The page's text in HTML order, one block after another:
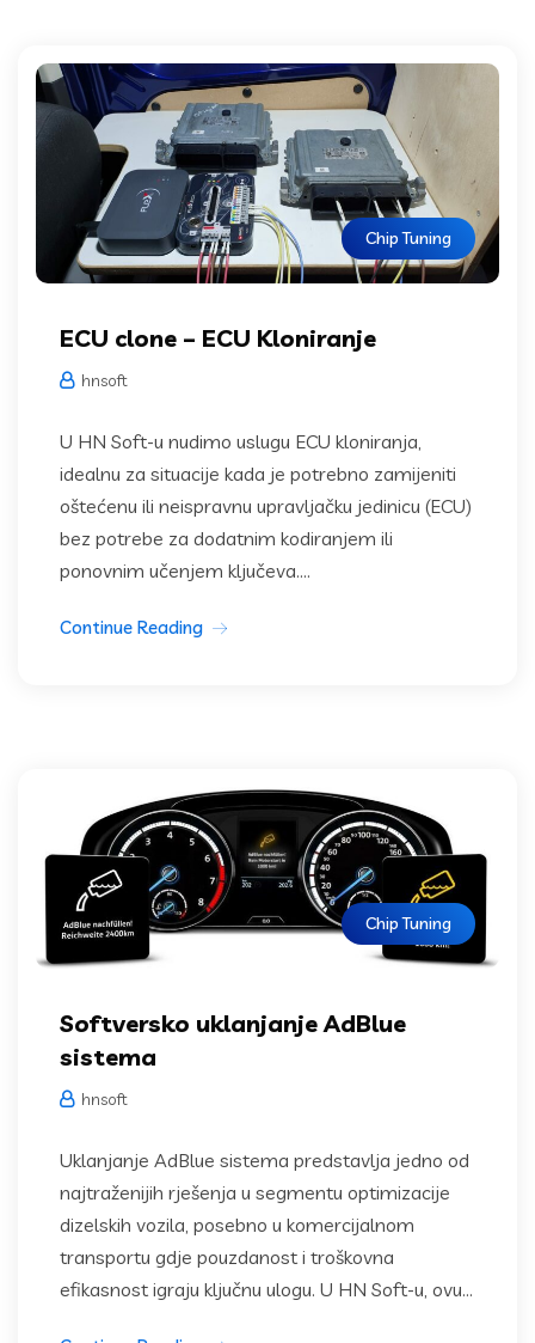
Chip Tuning
ECU clone – ECU Kloniranje
hnsoft
U HN Soft-u nudimo uslugu ECU kloniranja,
idealnu za situacije kada je potrebno zamijeniti
oštećenu ili neispravnu upravljačku jedinicu (ECU)
bez potrebe za dodatnim kodiranjem ili
ponovnim učenjem ključeva....
Continue Reading
Chip Tuning
Softversko uklanjanje AdBlue
sistema
hnsoft
Uklanjanje AdBlue sistema predstavlja jedno od
najtraženijih rješenja u segmentu optimizacije
dizelskih vozila, posebno u komercijalnom
transportu gdje pouzdanost i troškovna
efikasnost igraju ključnu ulogu. U HN Soft-u, ovu...